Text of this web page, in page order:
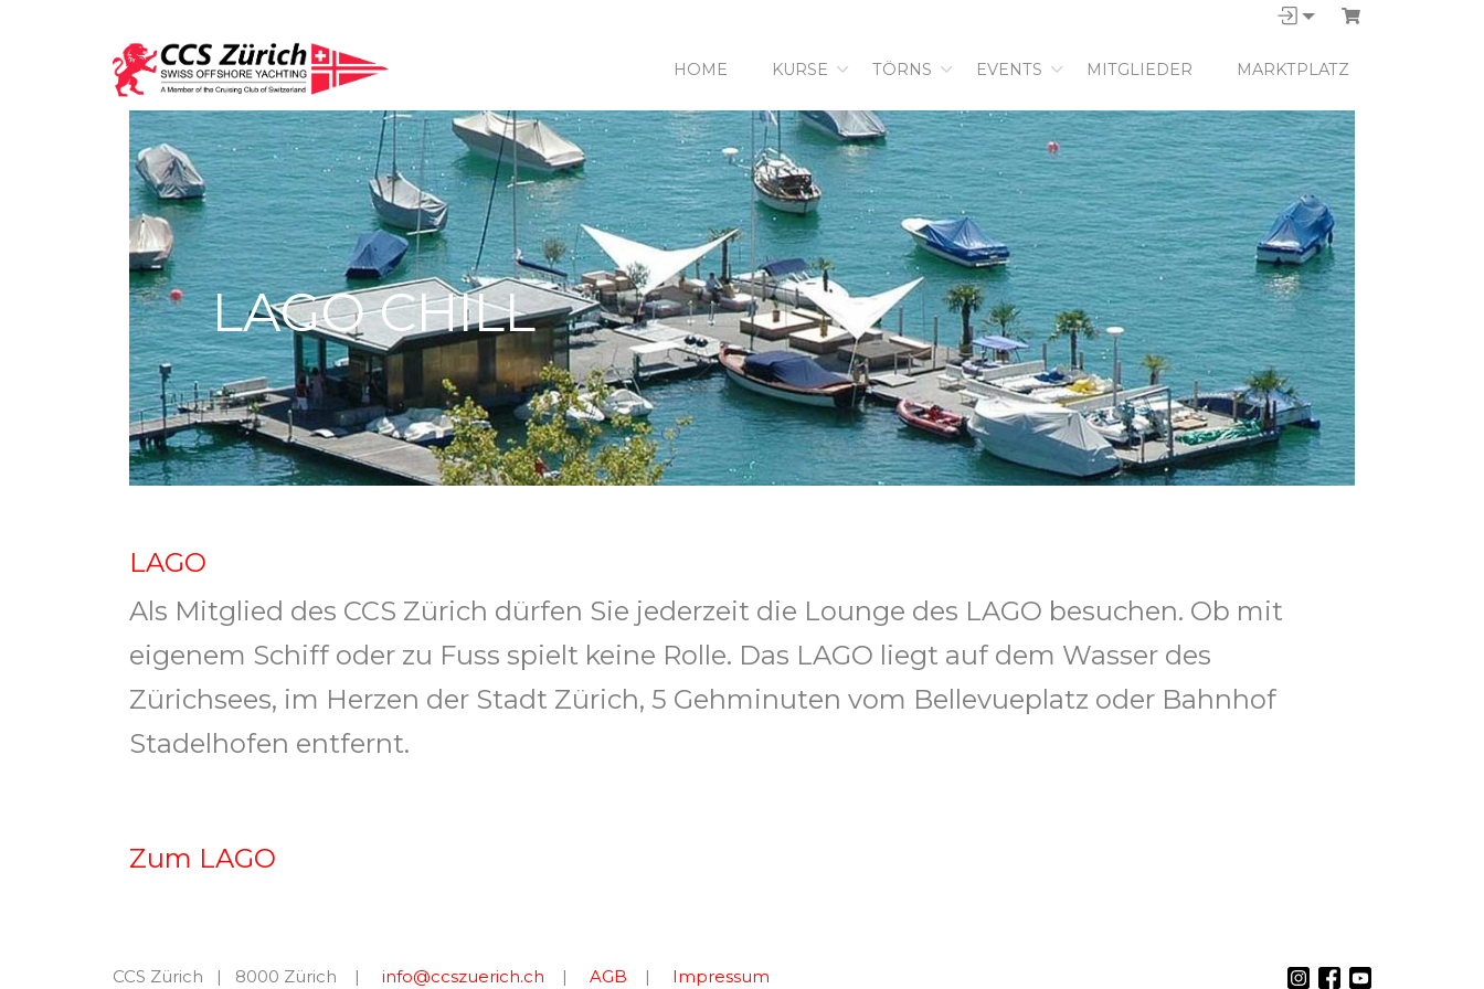
HOME KURSE TÖRNS EVENTS MITGLIEDER MARKTPLATZ
LAGO CHILL
LAGO
Als Mitglied des CCS Zürich dürfen Sie jederzeit die Lounge des LAGO besuchen. Ob mit
eigenem Schiff oder zu Fuss spielt keine Rolle. Das LAGO liegt auf dem Wasser des
Zürichsees, im Herzen der Stadt Zürich, 5 Gehminuten vom Bellevueplatz oder Bahnhof
Stadelhofen entfernt.
Zum LAGO
CCS Zürich | 8000 Zürich | info@ccszuerich.ch | AGB | Impressum